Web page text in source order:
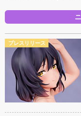
プレスリリース